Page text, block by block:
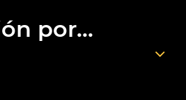
por...